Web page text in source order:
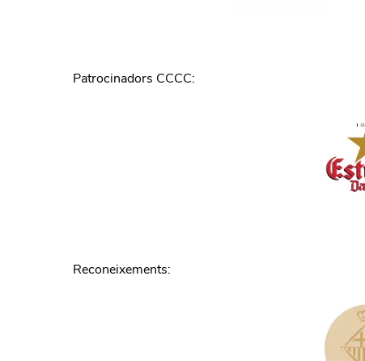
Patrocinadors CCCC:
Reconeixements: